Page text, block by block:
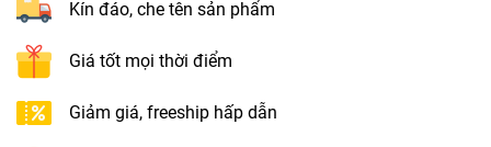
Kín đáo, che tên sản phẩm
Giá tốt mọi thời điểm
Giảm giá, freeship hấp dẫn